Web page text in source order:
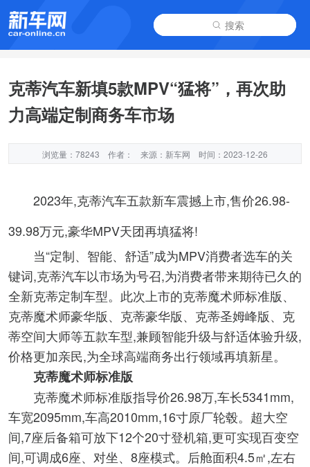
搜索
克蒂汽车新填5款MPV“猛将”，再次助
力高端定制商务车市场
浏览量：78243 作者： 来源：新车网 时间：2023-12-26
2023年,克蒂汽车五款新车震撼上市,售价26.98-
39.98万元,豪华MPV天团再填猛将!
当“定制、智能、舒适”成为MPV消费者选车的关
键词,克蒂汽车以市场为号召,为消费者带来期待已久的
全新克蒂定制车型。此次上市的克蒂魔术师标准版、
克蒂魔术师豪华版、克蒂豪华版、克蒂圣姆峰版、克
蒂空间大师等五款车型,兼顾智能升级与舒适体验升级,
价格更加亲民,为全球高端商务出行领域再填新星。
克蒂魔术师标准版
克蒂魔术师标准版指导价26.98万,车长5341mm,
车宽2095mm,车高2010mm,16寸原厂轮毂。超大空
间,7座后备箱可放下12个20寸登机箱,更可实现百变空
间,可调成6座、对坐、8座模式。后舱面积4.5㎡,左右